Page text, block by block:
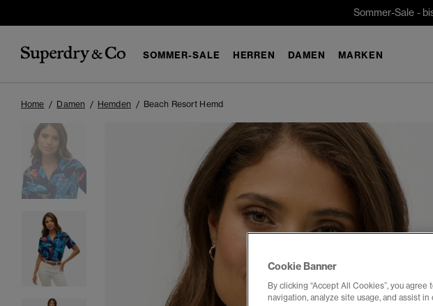
Sommer-Sale -
SOMMER-SALE HERREN DAMEN MARKEN
Home Damen Hemden Beach Resort Hemd
Cookie Banner
By clicking “Accept All Cookies”, you
navigation, analyze site usage, and assist